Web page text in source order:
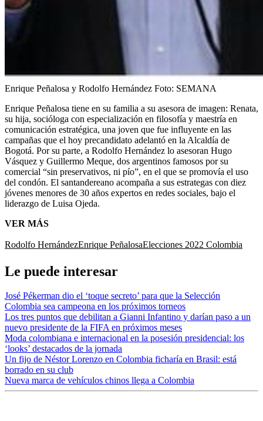
Enrique Peñalosa y Rodolfo Hernández Foto: SEMANA
Enrique Peñalosa tiene en su familia a su asesora de imagen: Renata,
su hija, socióloga con especialización en filosofía y maestría en
comunicación estratégica, una joven que fue influyente en las
campañas que el hoy precandidato adelantó en la Alcaldía de
Bogotá. Por su parte, a Rodolfo Hernández lo asesoran Hugo
Vásquez y Guillermo Meque, dos argentinos famosos por su
comercial “sin preservativos, ni pío”, en el que se promovía el uso
del condón. El santandereano acompaña a sus estrategas con diez
jóvenes menores de 30 años expertos en redes sociales, bajo el
liderazgo de Luisa Ojeda.
VER MÁS
Rodolfo HernándezEnrique PeñalosaElecciones 2022 Colombia
Le puede interesar
José Pékerman dio el ‘toque secreto’ para que la Selección
Colombia sea campeona en los próximos torneos
Los tres puntos que debilitan a Gianni Infantino y darían paso a un
nuevo presidente de la FIFA en próximos meses
Moda colombiana e internacional en la posesión presidencial: los
‘looks’ destacados de la jornada
Un fijo de Néstor Lorenzo en Colombia ficharía en Brasil: está
borrado en su club
Nueva marca de vehículos chinos llega a Colombia